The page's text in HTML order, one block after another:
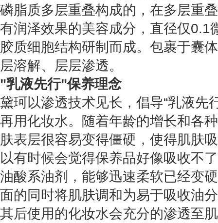
磷脂质多层重叠构成的，在多层重
有润泽效果的美容成分，直径仅0.1
胶质细胞结构研制而成。包裹于囊
层溶解、层层渗透。
"乳液先行"保养理念
黛珂以渗透技术见长，倡导“乳液先
再用化妆水。随着年龄的增长和各
肤表层很容易变得僵硬，使得肌肤
以有时候会觉得保养品好像吸收不
油酸系油剂，能够迅速柔软已经变
面的同时将肌肤调和为易于吸收油
其后使用的化妆水会充分的渗透至